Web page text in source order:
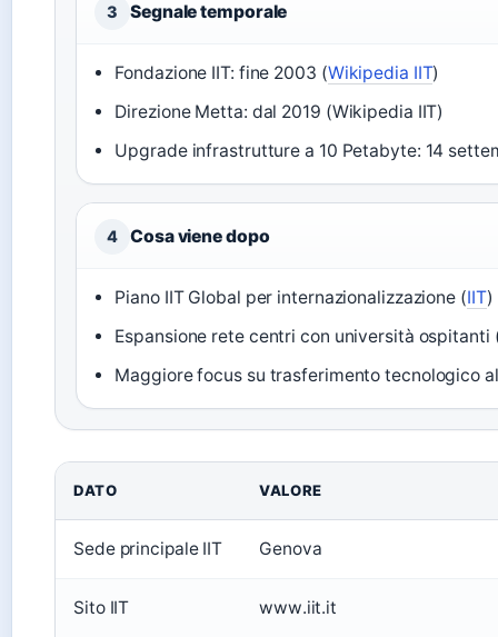
3 Segnale temporale
Fondazione IIT: fine 2003 (Wikipedia IIT)
Direzione Metta: dal 2019 (Wikipedia IIT)
Upgrade infrastrutture a 10 Petabyte: 14
4 Cosa viene dopo
Piano IIT Global per internazionalizzazione (IIT)
Espansione rete centri con università ospitanti
Maggiore focus su trasferimento tecnologico
DATO VALORE
Sede principale IIT Genova
Sito IIT www.iit.it